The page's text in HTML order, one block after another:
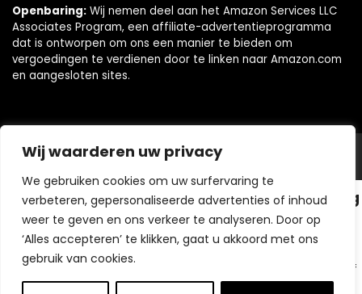
Wij waarderen uw privacy
We gebruiken cookies om uw surfervaring te
verbeteren, gepersonaliseerde advertenties of inhoud
weer te geven en ons verkeer te analyseren. Door op
‘Alles accepteren’ te klikken, gaat u akkoord met ons
gebruik van cookies.
Openbaring: Wij nemen deel aan het Amazon Services LLC
Associates Program, een affiliate-advertentieprogramma
dat is ontworpen om ons een manier te bieden om
vergoedingen te verdienen door te linken naar Amazon.com
en aangesloten sites.
© https://topebikekopen.nl. Alle rechten voorbehouden.
Modern Fietsen met Elektrische Ondersteuning
Innovatieve Fietsen
Top E-bike Kopen
- Elektrisch gemak en plezier
Top Elektrische Fiets Kopen
- Duurzaam vervoersalternatief
Elektrische Mobiliteit